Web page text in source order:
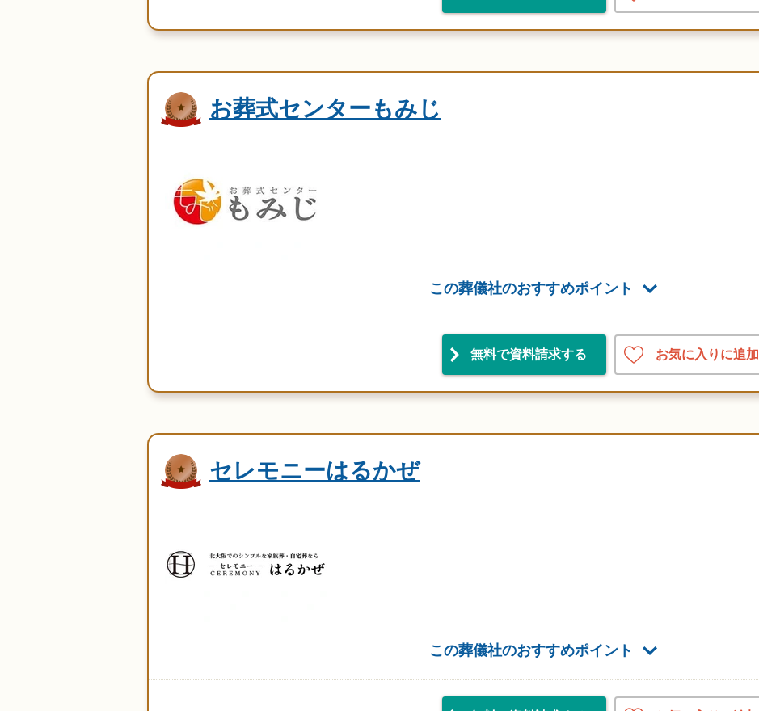
お葬式センターもみじ
この葬儀社のおすすめポイント
無料で資料請求する お気に入りに追加
セレモニーはるかぜ
この葬儀社のおすすめポイント